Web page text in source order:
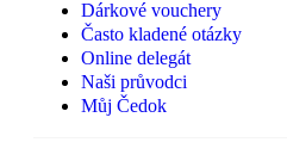
Dárkové vouchery
Často kladené otázky
Online delegát
Naši průvodci
Můj Čedok